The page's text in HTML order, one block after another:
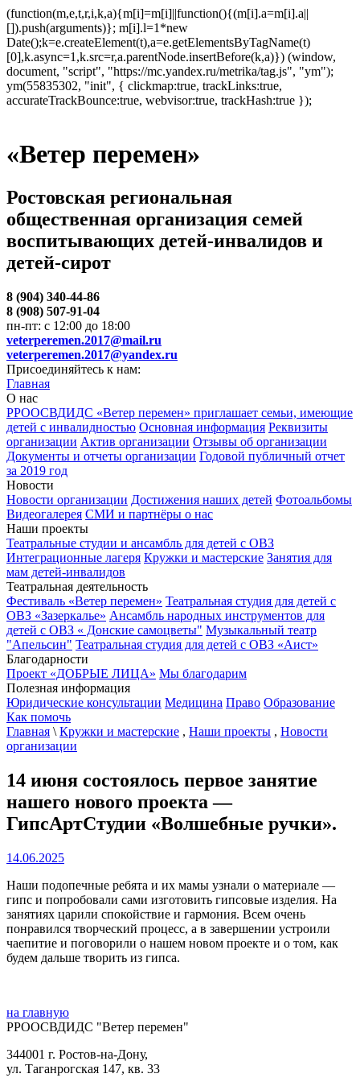
(function(m,e,t,r,i,k,a){m[i]=m[i]||function(){(m[i].a=m[i].a||
[]).push(arguments)}; m[i].l=1*new
Date();k=e.createElement(t),a=e.getElementsByTagName(t)
[0],k.async=1,k.src=r,a.parentNode.insertBefore(k,a)}) (window,
document, "script", "https://mc.yandex.ru/metrika/tag.js", "ym");
ym(55835302, "init", { clickmap:true, trackLinks:true,
accurateTrackBounce:true, webvisor:true, trackHash:true });
«Ветер перемен»
Ростовская региональная
общественная организация семей
воспитывающих детей-инвалидов и
детей-сирот
8 (904) 340-44-86
8 (908) 507-91-04
пн-пт: с 12:00 до 18:00
veterperemen.2017@mail.ru
veterperemen.2017@yandex.ru
Присоединяйтесь к нам:
Главная
О нас
РРООСВДИДС «Ветер перемен» приглашает семьи, имеющие
детей с инвалидностью Основная информация Реквизиты
организации Актив организации Отзывы об организации
Документы и отчеты организации Годовой публичный отчет
за 2019 год
Новости
Новости организации Достижения наших детей Фотоальбомы
Видеогалерея СМИ и партнёры о нас
Наши проекты
Театральные студии и ансамбль для детей с ОВЗ
Интеграционные лагеря Кружки и мастерские Занятия для
мам детей-инвалидов
Театральная деятельность
Фестиваль «Ветер перемен» Театральная студия для детей с
ОВЗ «Зазеркалье» Ансамбль народных инструментов для
детей с ОВЗ « Донские самоцветы" Музыкальный театр
"Апельсин" Театральная студия для детей с ОВЗ «Аист»
Благодарности
Проект «ДОБРЫЕ ЛИЦА» Мы благодарим
Полезная информация
Юридические консультации Медицина Право Образование
Как помочь
Главная \ Кружки и мастерские , Наши проекты , Новости
организации
14 июня состоялось первое занятие
нашего нового проекта —
ГипсАртСтудии «Волшебные ручки».
14.06.2025
Наши подопечные ребята и их мамы узнали о материале —
гипс и попробовали сами изготовить гипсовые изделия. На
занятиях царили спокойствие и гармония. Всем очень
понравился творческий процесс, а в завершении устроили
чаепитие и поговорили о нашем новом проекте и о том, как
будем дальше творить из гипса.
на главную
РРООСВДИДС "Ветер перемен"
344001 г. Ростов-на-Дону,
ул. Таганрогская 147, кв. 33‍